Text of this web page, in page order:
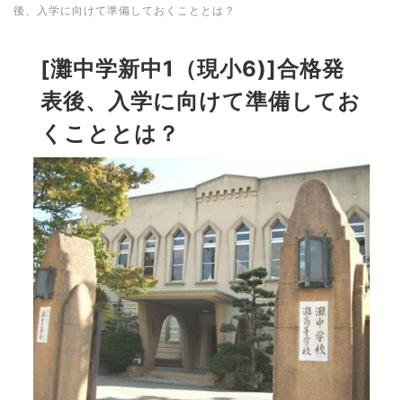
後、入学に向けて準備しておくこととは？
[灘中学新中1（現小6)]合格発
表後、入学に向けて準備してお
くこととは？